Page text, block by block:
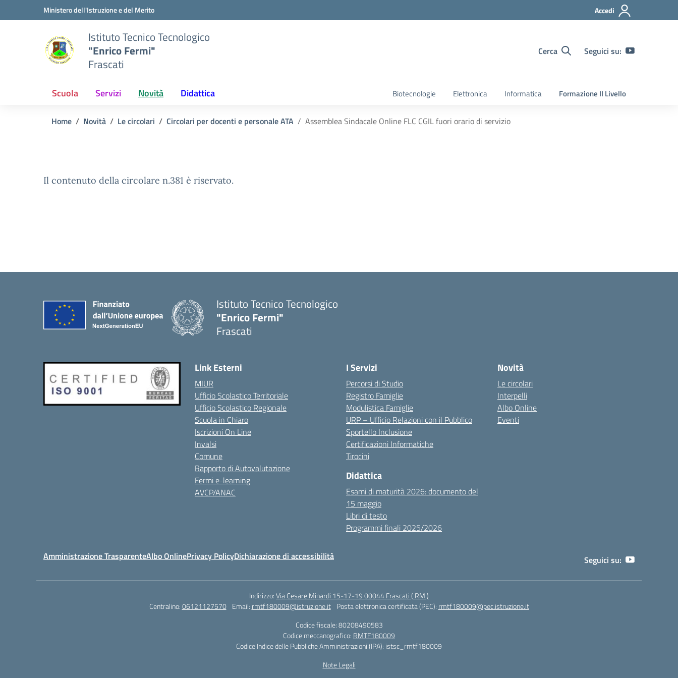
Vai ai contenuti
Vai al menu di navigazioneMinistero dell'Istruzione e del Merito Accedi
Istituto Tecnico Tecnologico
"Enrico Fermi"
Frascati
Cerca Seguici su:
Scuola Servizi Novità Didattica Biotecnologie Elettronica Informatica Formazione II Livello
Home Novità Le circolari Circolari per docenti e personale ATA Assemblea Sindacale Online FLC CGIL fuori orario di servizio
Il contenuto della circolare n.381 è riservato.
Istituto Tecnico Tecnologico
"Enrico Fermi"
Frascati
Link Esterni
MIUR
Ufficio Scolastico Territoriale
Ufficio Scolastico Regionale
Scuola in Chiaro
Iscrizioni On Line
Invalsi
Comune
Rapporto di Autovalutazione
Fermi e-learning
AVCP/ANAC
I Servizi
Percorsi di Studio
Registro Famiglie
Modulistica Famiglie
URP – Ufficio Relazioni con il Pubblico
Sportello Inclusione
Certificazioni Informatiche
Tirocini
Didattica
Esami di maturità 2026: documento del
15 maggio
Libri di testo
Programmi finali 2025/2026
Novità
Le circolari
Interpelli
Albo Online
Eventi
Amministrazione TrasparenteAlbo OnlinePrivacy PolicyDichiarazione di accessibilità Seguici su:
Indirizzo:Via Cesare Minardi 15-17-19 00044 Frascati ( RM )
Centralino:06121127570 Email: rmtf180009@istruzione.it Posta elettronica certificata (PEC): rmtf180009@pec.istruzione.it
Codice fiscale: 80208490583
Codice meccanografico: RMTF180009
Codice Indice delle Pubbliche Amministrazioni (IPA): istsc_rmtf180009
Note Legali